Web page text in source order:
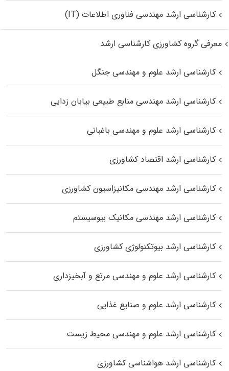
کارشناسی ارشد مهندسی فناوری اطلاعات (IT)
معرفی گروه کشاورزی کارشناسی ارشد
کارشناسی ارشد علوم و مهندسی جنگل
کارشناسی ارشد مهندسی منابع طبیعی بیابان زدایی
کارشناسی ارشد علوم و مهندسی باغبانی
کارشناسی ارشد اقتصاد کشاورزی
کارشناسی ارشد مهندسی مکانیزاسیون کشاورزی
کارشناسی ارشد مهندسی مکانیک بیوسیستم
کارشناسی ارشد بیوتکنولوژی کشاورزی
کارشناسی ارشد علوم و مهندسی مرتع و آبخیزداری
کارشناسی ارشد علوم و صنایع غذایی
کارشناسی ارشد علوم و مهندسی محیط زیست
کارشناسی ارشد هواشناسی کشاورزی